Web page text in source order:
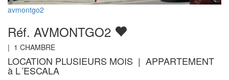
avmontgo2
Réf. AVMONTGO2
| 1 CHAMBRE
LOCATION PLUSIEURS MOIS | APPARTEMENT
à L´ESCALA